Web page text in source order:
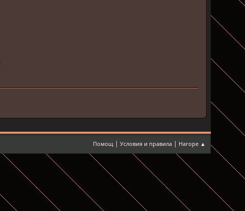
Помощ| Условия и правила| Нагоре ▲